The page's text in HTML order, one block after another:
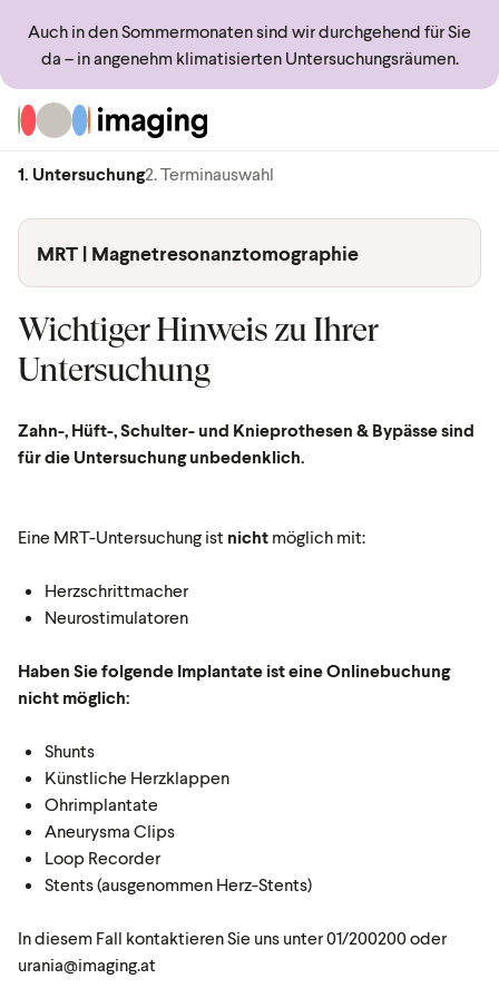
Auch in den Sommermonaten sind wir durchgehend für Sie
da – in angenehm klimatisierten Untersuchungsräumen.
Zur Startseite
1. Untersuchung2. Terminauswahl
MRT | Magnetresonanztomographie
Wichtiger Hinweis zu Ihrer
Untersuchung
Zahn-, Hüft-, Schulter- und Knieprothesen & Bypässe sind
für die Untersuchung unbedenklich.
Eine MRT-Untersuchung ist nicht möglich mit:
Herzschrittmacher
Neurostimulatoren
Haben Sie folgende Implantate ist eine Onlinebuchung
nicht möglich:
Shunts
Künstliche Herzklappen
Ohrimplantate
Aneurysma Clips
Loop Recorder
Stents (ausgenommen Herz-Stents)
In diesem Fall kontaktieren Sie uns unter 01/200200 oder
urania@imaging.at